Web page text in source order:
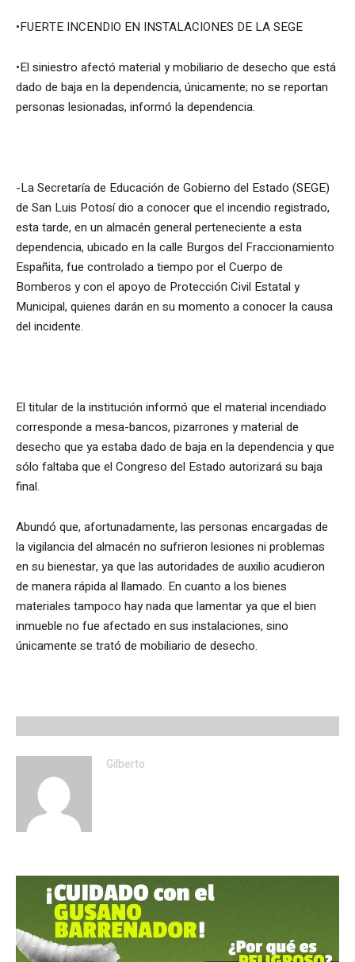
•FUERTE INCENDIO EN INSTALACIONES DE LA SEGE
•El siniestro afectó material y mobiliario de desecho que está
dado de baja en la dependencia, únicamente; no se reportan
personas lesionadas, informó la dependencia.
-La Secretaría de Educación de Gobierno del Estado (SEGE)
de San Luis Potosí dio a conocer que el incendio registrado,
esta tarde, en un almacén general perteneciente a esta
dependencia, ubicado en la calle Burgos del Fraccionamiento
Españita, fue controlado a tiempo por el Cuerpo de
Bomberos y con el apoyo de Protección Civil Estatal y
Municipal, quienes darán en su momento a conocer la causa
del incidente.
El titular de la institución informó que el material incendiado
corresponde a mesa-bancos, pizarrones y material de
desecho que ya estaba dado de baja en la dependencia y que
sólo faltaba que el Congreso del Estado autorizará su baja
final.
Abundó que, afortunadamente, las personas encargadas de
la vigilancia del almacén no sufrieron lesiones ni problemas
en su bienestar, ya que las autoridades de auxilio acudieron
de manera rápida al llamado. En cuanto a los bienes
materiales tampoco hay nada que lamentar ya que el bien
inmueble no fue afectado en sus instalaciones, sino
únicamente se trató de mobiliario de desecho.
Gilberto